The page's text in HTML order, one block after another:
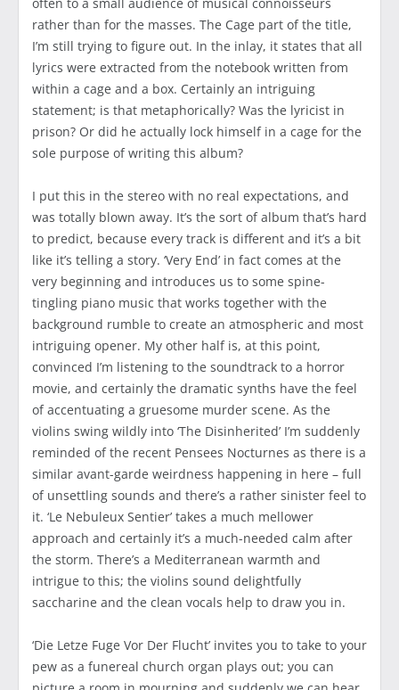
rather than for the masses. The Cage part of the title,
I’m still trying to figure out. In the inlay, it states that all
lyrics were extracted from the notebook written from
within a cage and a box. Certainly an intriguing
statement; is that metaphorically? Was the lyricist in
prison? Or did he actually lock himself in a cage for the
sole purpose of writing this album?
I put this in the stereo with no real expectations, and
was totally blown away. It’s the sort of album that’s hard
to predict, because every track is different and it’s a bit
like it’s telling a story. ‘Very End’ in fact comes at the
very beginning and introduces us to some spine-
tingling piano music that works together with the
background rumble to create an atmospheric and most
intriguing opener. My other half is, at this point,
convinced I’m listening to the soundtrack to a horror
movie, and certainly the dramatic synths have the feel
of accentuating a gruesome murder scene. As the
violins swing wildly into ‘The Disinherited’ I’m suddenly
reminded of the recent Pensees Nocturnes as there is a
similar avant-garde weirdness happening in here – full
of unsettling sounds and there’s a rather sinister feel to
it. ‘Le Nebuleux Sentier’ takes a much mellower
approach and certainly it’s a much-needed calm after
the storm. There’s a Mediterranean warmth and
intrigue to this; the violins sound delightfully
saccharine and the clean vocals help to draw you in.
‘Die Letze Fuge Vor Der Flucht’ invites you to take to your
pew as a funereal church organ plays out; you can